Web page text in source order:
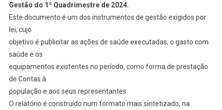
Gestão do 1º Quadrimestre de 2024.
Este documento é um dos instrumentos de gestão exigidos por
lei, cujo
objetivo é publicitar as ações de saúde executadas, o gasto com
saúde e os
equipamentos existentes no período, como forma de prestação
de Contas à
população e aos seus representantes.
O relatório é construído num formato mais sintetizado, na